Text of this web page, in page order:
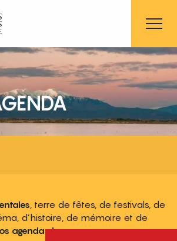
, terre de fêtes, de festivals, de
d’histoire, de mémoire et de
agendas !